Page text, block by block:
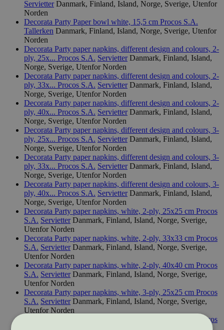
Servietter Danmark, Finland, Island, Norge, Sverige, Utenfor
Norden
Decorata Party Paper bowl white, 15,5 cm Procos S.A.
Tallerken Danmark, Finland, Island, Norge, Sverige, Utenfor
Norden
Decorata Party paper napkins, different design and colours, 2-
ply, 25x... Procos S.A. Servietter Danmark, Finland, Island,
Norge, Sverige, Utenfor Norden
Decorata Party paper napkins, different design and colours, 2-
ply, 33x... Procos S.A. Servietter Danmark, Finland, Island,
Norge, Sverige, Utenfor Norden
Decorata Party paper napkins, different design and colours, 2-
ply, 40x... Procos S.A. Servietter Danmark, Finland, Island,
Norge, Sverige, Utenfor Norden
Decorata Party paper napkins, different design and colours, 3-
ply, 25x... Procos S.A. Servietter Danmark, Finland, Island,
Norge, Sverige, Utenfor Norden
Decorata Party paper napkins, different design and colours, 3-
ply, 33x... Procos S.A. Servietter Danmark, Finland, Island,
Norge, Sverige, Utenfor Norden
Decorata Party paper napkins, different design and colours, 3-
ply, 40x... Procos S.A. Servietter Danmark, Finland, Island,
Norge, Sverige, Utenfor Norden
Decorata Party paper napkins, white, 2-ply, 25x25 cm Procos
S.A. Servietter Danmark, Finland, Island, Norge, Sverige,
Utenfor Norden
Decorata Party paper napkins, white, 2-ply, 33x33 cm Procos
S.A. Servietter Danmark, Finland, Island, Norge, Sverige,
Utenfor Norden
Decorata Party paper napkins, white, 2-ply, 40x40 cm Procos
S.A. Servietter Danmark, Finland, Island, Norge, Sverige,
Utenfor Norden
Decorata Party paper napkins, white, 3-ply, 25x25 cm Procos
S.A. Servietter Danmark, Finland, Island, Norge, Sverige,
Utenfor Norden
Procos